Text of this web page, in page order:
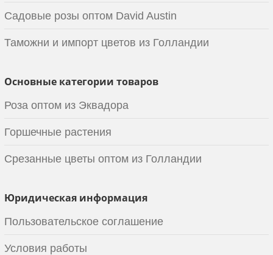
Садовые розы оптом David Austin
Таможни и импорт цветов из Голландии
Основные категории товаров
Роза оптом из Эквадора
Горшечные растения
Срезанные цветы оптом из Голландии
Юридическая информация
Пользовательское соглашение
Условия работы